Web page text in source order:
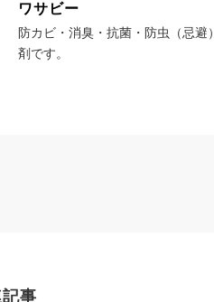
ワサビー
防カビ・消臭・抗菌・防虫（忌避
剤です。
事